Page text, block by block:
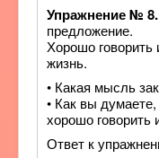
Упражнение № 8.
предложение.
Хорошо
жизнь.
• Какая мысль
• Как вы
хорошо говорить
Ответ к